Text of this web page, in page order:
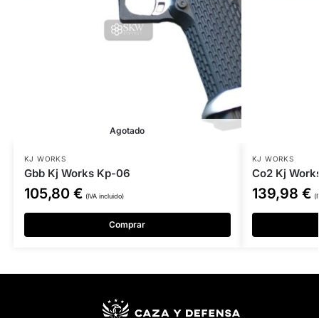
Agotado
KJ WORKS
Gbb Kj Works Kp-06
105,80 € (IVA incluido)
Comprar
KJ WORKS
Co2 Kj
139,98 €